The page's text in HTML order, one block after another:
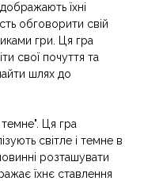
їхні
обговорити свій
гри. Ця гра
свої почуття та
шлях до
Ця гра
світле і темне в
розташувати
їхнє ставлення